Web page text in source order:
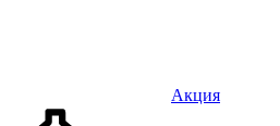
Акция